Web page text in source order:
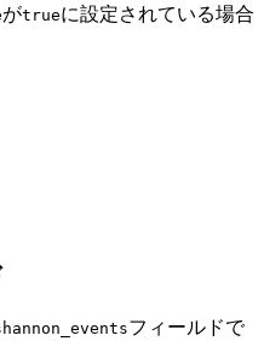
がtrueに設定されている場合
フィールドで